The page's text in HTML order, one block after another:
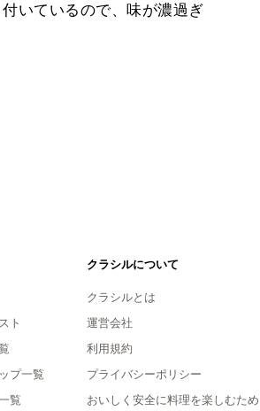
いているので、味が濃過ぎ
ト
プ一覧
覧
クラシルについて
クラシルとは
運営会社
利用規約
プライバシーポリシー
おいしく安全に料理を楽しむため